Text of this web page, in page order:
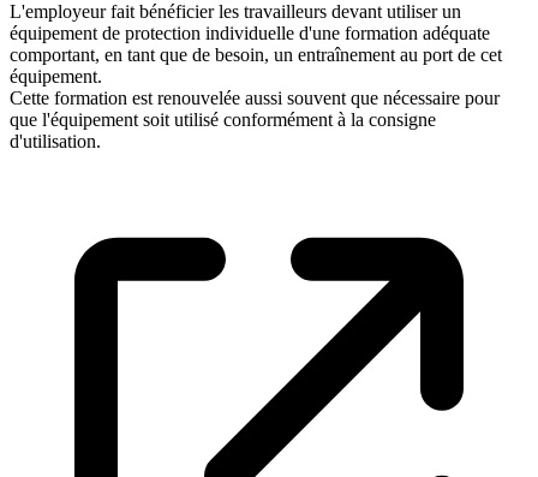
L'employeur fait bénéficier les travailleurs devant utiliser un
équipement de protection individuelle d'une formation adéquate
comportant, en tant que de besoin, un entraînement au port de cet
équipement.
Cette formation est renouvelée aussi souvent que nécessaire pour
que l'équipement soit utilisé conformément à la consigne
d'utilisation.